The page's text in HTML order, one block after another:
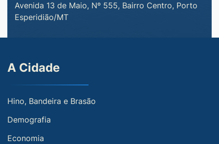
Avenida 13 de Maio, Nº 555, Bairro Centro, Porto
Esperidião/MT
A Cidade
Hino, Bandeira e Brasão
Demografia
Economia